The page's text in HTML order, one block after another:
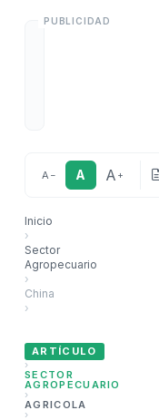
A − A A +
Inicio
›
Sector
Agropecuario
›
China
›
ARTÍCULO
›
SECTOR
AGROPECUARIO
›
AGRICOLA
›